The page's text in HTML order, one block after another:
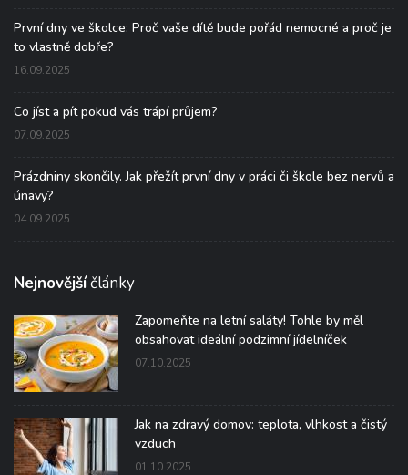
První dny ve školce: Proč vaše dítě bude pořád nemocné a proč je
to vlastně dobře?
16.09.2025
Co jíst a pít pokud vás trápí průjem?
07.09.2025
Prázdniny skončily. Jak přežít první dny v práci či škole bez nervů a
únavy?
04.09.2025
Nejnovějšíčlánky
Zapomeňte na letní saláty! Tohle by měl
obsahovat ideální podzimní jídelníček
07.10.2025
Jak na zdravý domov: teplota, vlhkost a čistý
vzduch
01.10.2025